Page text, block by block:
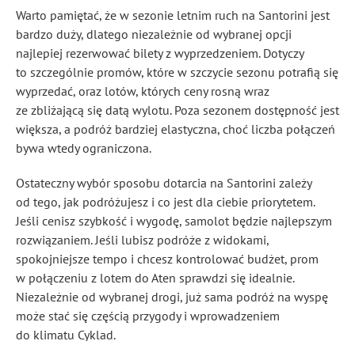
Warto pamiętać, że w sezonie letnim ruch na Santorini jest
bardzo duży, dlatego niezależnie od wybranej opcji
najlepiej rezerwować bilety z wyprzedzeniem. Dotyczy
to szczególnie promów, które w szczycie sezonu potrafią się
wyprzedać, oraz lotów, których ceny rosną wraz
ze zbliżającą się datą wylotu. Poza sezonem dostępność jest
większa, a podróż bardziej elastyczna, choć liczba połączeń
bywa wtedy ograniczona.
Ostateczny wybór sposobu dotarcia na Santorini zależy
od tego, jak podróżujesz i co jest dla ciebie priorytetem.
Jeśli cenisz szybkość i wygodę, samolot będzie najlepszym
rozwiązaniem. Jeśli lubisz podróże z widokami,
spokojniejsze tempo i chcesz kontrolować budżet, prom
w połączeniu z lotem do Aten sprawdzi się idealnie.
Niezależnie od wybranej drogi, już sama podróż na wyspę
może stać się częścią przygody i wprowadzeniem
do klimatu Cyklad.